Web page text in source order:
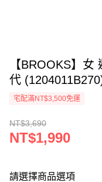
【BROOKS】
代
宅配滿NT$3,500免運
NT$3,690
NT$1,990
請選擇商品選項